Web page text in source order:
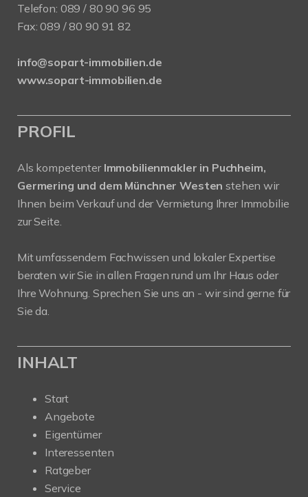
Telefon: 089 / 80 90 96 95
Fax: 089 / 80 90 91 82
info@sopart-immobilien.de
www.sopart-immobilien.de
PROFIL
Als kompetenter Immobilienmakler in Puchheim,
Germering und dem Münchner Westen stehen wir
Ihnen beim Verkauf und der Vermietung Ihrer Immobilie
zur Seite.
Mit umfassendem Fachwissen und lokaler Expertise
beraten wir Sie in allen Fragen rund um Ihr Haus oder
Ihre Wohnung. Sprechen Sie uns an - wir sind gerne für
Sie da.
INHALT
Start
Angebote
Eigentümer
Interessenten
Ratgeber
Service